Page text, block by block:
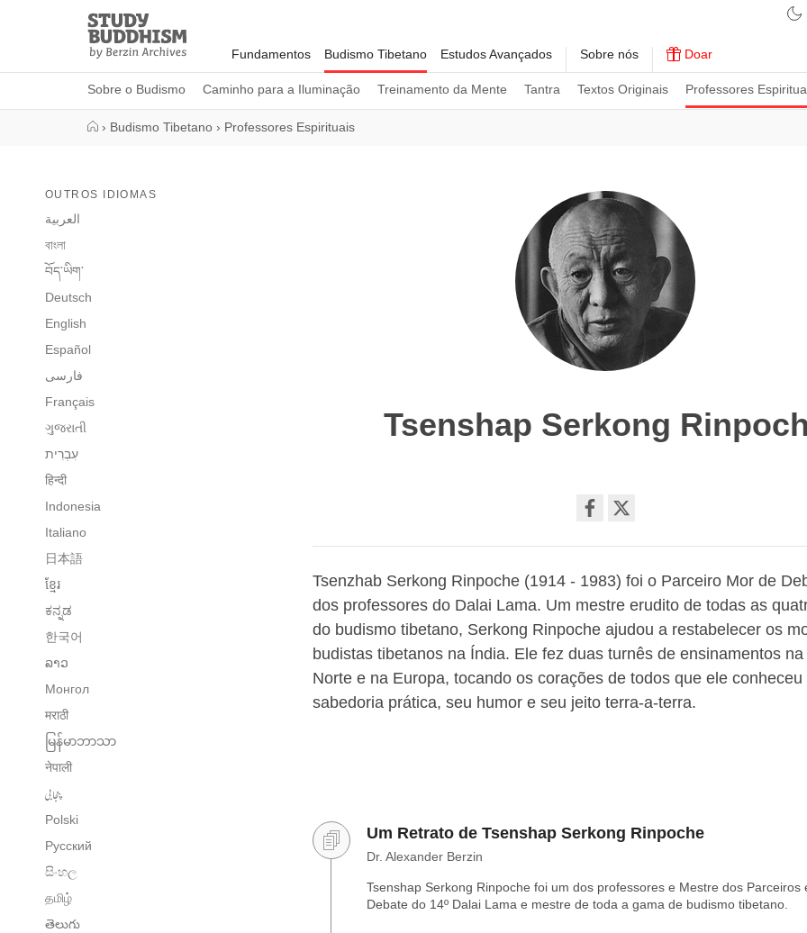
Study
Buddhism
Home
Fundamentos Budismo Tibetano
Sobre o Budismo Caminho para a Iluminação Treinamento da Mente Tantra Textos Originais Professores
Estudos Avançados Sobre nós Doar
› Budismo Tibetano › Professores Espirituais
OUTROS IDIOMAS
العربية
বাংলা
བོད་ཡིག་
Deutsch
English
Español
فارسی
Français
ગુજરાતી
हिन्दी
Indonesia
Italiano
日本語
ខ្មែរ
ಕನ್ನಡ
한국어
ລາວ
Монгол
मराठी
မြန်မာဘာသာ
नेपाली
پنجابی
Polski
Русский
සිංහල
தமிழ்
తెలుగు
Tsenshap Serkong
facebook
Tsenzhab Serkong Rinpoche (1914 - 1983) foi o Parceiro Mor de
dos professores do Dalai Lama. Um mestre erudito de todas as
do budismo tibetano, Serkong Rinpoche ajudou a restabelecer os
budistas tibetanos na Índia. Ele fez duas turnês de ensinamentos
Norte e na Europa, tocando os corações de todos que ele conheceu
sabedoria prática, seu humor e seu jeito terra-a-terra.
Um Retrato de Tsenshap Serkong Rinpoche
Dr. Alexander Berzin
Tsenshap Serkong Rinpoche foi um dos professores e Mestre dos Parceiros
Debate do 14º Dalai Lama e mestre de toda a gama de budismo tibetano.